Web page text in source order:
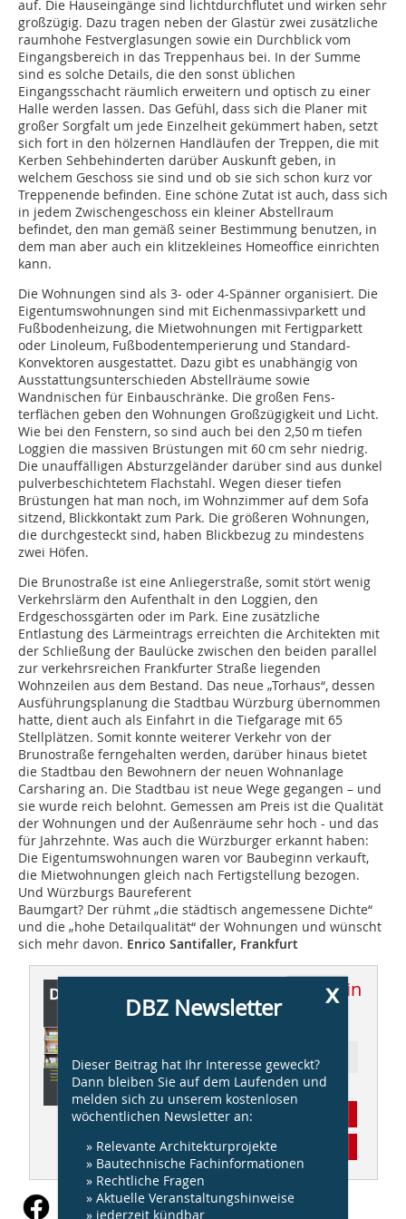
auf. Die Hauseingänge sind lichtdurchflutet und wirken sehr
großzügig. Dazu tragen neben der Glastür zwei zusätzliche
raumhohe Festverglasungen sowie ein Durchblick vom
Eingangsbereich in das Treppenhaus bei. In der Summe
sind es solche Details, die den sonst üblichen
Eingangsschacht räumlich erweitern und optisch zu einer
Halle werden lassen. Das Gefühl, dass sich die Planer mit
großer Sorgfalt um jede Einzelheit gekümmert haben, setzt
sich fort in den hölzernen Handläufen der Treppen, die mit
Kerben Sehbehinderten darüber Auskunft geben, in
welchem Geschoss sie sind und ob sie sich schon kurz vor
Treppenende befinden. Eine schöne Zutat ist auch, dass sich
in jedem Zwischengeschoss ein kleiner Abstellraum
befindet, den man gemäß seiner Bestimmung benutzen, in
dem man aber auch ein klitzekleines Homeoffice einrichten
kann.
Die Wohnungen sind als 3- oder 4-Spänner organisiert. Die
Eigentumswohnungen sind mit Eichenmassivparkett und
Fußbodenheizung, die Mietwohnungen mit Fertigparkett
oder Linoleum, Fußbodentemperierung und Standard-
Konvektoren ausgestattet. Dazu gibt es unabhängig von
Ausstattungsunterschieden Abstellräume sowie
Wandnischen für Einbauschränke. Die großen Fens-
terflächen geben den Wohnungen Großzügigkeit und Licht.
Wie bei den Fenstern, so sind auch bei den 2,50 m tiefen
Loggien die massiven Brüstungen mit 60 cm sehr niedrig.
Die unauffälligen Absturzgeländer darüber sind aus dunkel
pulverbeschichtetem Flachstahl. Wegen dieser tiefen
Brüstungen hat man noch, im Wohnzimmer auf dem Sofa
sitzend, Blickkontakt zum Park. Die größeren Wohnungen,
die durchgesteckt sind, haben Blickbezug zu mindestens
zwei Höfen.
Die Brunostraße ist eine Anliegerstraße, somit stört wenig
Verkehrslärm den Aufenthalt in den Loggien, den
Erdgeschossgärten oder im Park. Eine zusätzliche
Entlastung des Lärmeintrags erreichten die Architekten mit
der Schließung der Baulücke zwischen den beiden parallel
zur verkehrsreichen Frankfurter Straße liegenden
Wohnzeilen aus dem Bestand. Das neue „Torhaus“, dessen
Ausführungsplanung die Stadtbau Würzburg übernommen
hatte, dient auch als Einfahrt in die Tiefgarage mit 65
Stellplätzen. Somit konnte weiterer Verkehr von der
Brunostraße ferngehalten werden, darüber hinaus bietet
die Stadtbau den Bewohnern der neuen Wohnanlage
Carsharing an. Die Stadtbau ist neue Wege gegangen – und
sie wurde reich belohnt. Gemessen am Preis ist die Qualität
der Wohnungen und der Außenräume sehr hoch - und das
für Jahrzehnte. Was auch die Würzburger erkannt haben:
Die Eigentumswohnungen waren vor Baubeginn verkauft,
die Mietwohnungen gleich nach Fertigstellung bezogen.
Und Würzburgs Baureferent
Baumgart? Der rühmt „die städtisch angemessene Dichte“
und die „hohe Detailqualität“ der Wohnungen und wünscht
sich mehr davon. Enrico Santifaller, Frankfurt
Dieser Artikel erschien in
DBZ 05/2013
Ressort: Architektur
Abonnement
Inhaltsverzeichnis
x
DBZ Newsletter
Dieser Beitrag hat Ihr Interesse geweckt?
Dann bleiben Sie auf dem Laufenden und
melden sich zu unserem kostenlosen
wöchentlichen Newsletter an:
» Relevante Architekturprojekte
» Bautechnische Fachinformationen
» Rechtliche Fragen
» Aktuelle Veranstaltungshinweise
» jederzeit kündbar